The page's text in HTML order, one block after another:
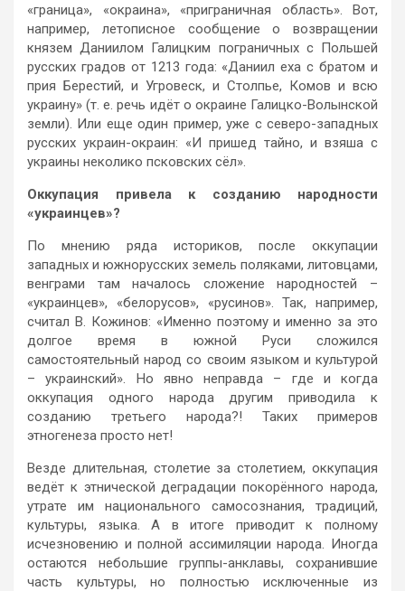
«граница», «окраина», «приграничная область». Вот,
например, летописное сообщение о возвращении
князем Даниилом Галицким пограничных с Польшей
русских градов от 1213 года: «Даниил еха с братом и
прия Берестий, и Угровеск, и Столпье, Комов и всю
украину» (т. е. речь идёт о окраине Галицко-Волынской
земли). Или еще один пример, уже с северо-западных
русских украин-окраин: «И пришед тайно, и взяша с
украины неколико псковских сёл».
Оккупация привела к созданию народности
«украинцев»?
По мнению ряда историков, после оккупации
западных и южнорусских земель поляками, литовцами,
венграми там началось сложение народностей –
«украинцев», «белорусов», «русинов». Так, например,
считал В. Кожинов: «Именно поэтому и именно за это
долгое время в южной Руси сложился
самостоятельный народ со своим языком и культурой
– украинский». Но явно неправда – где и когда
оккупация одного народа другим приводила к
созданию третьего народа?! Таких примеров
этногенеза просто нет!
Везде длительная, столетие за столетием, оккупация
ведёт к этнической деградации покорённого народа,
утрате им национального самосознания, традиций,
культуры, языка. А в итоге приводит к полному
исчезновению и полной ассимиляции народа. Иногда
остаются небольшие группы-анклавы, сохранившие
часть культуры, но полностью исключенные из